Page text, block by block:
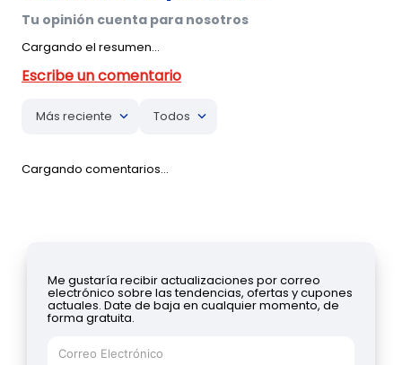
Cargando el resumen…
Más reciente Todos
Cargando comentarios…
Me gustaría recibir actualizaciones por correo
electrónico sobre las tendencias, ofertas y cupones
actuales. Date de baja en cualquier momento, de
forma gratuita.